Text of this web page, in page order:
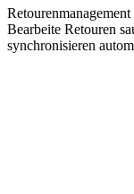
Retourenmanagement
Bearbeite Retouren
synchronisieren